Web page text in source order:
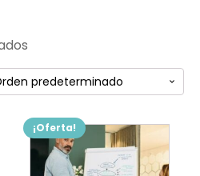
¡Oferta!